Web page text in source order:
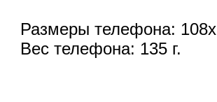
Размеры телефона:
Вес телефона: 135 г.